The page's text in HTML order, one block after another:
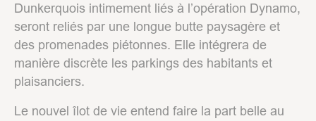
Dunkerquois intimement liés à l’opération Dynamo,
seront reliés par une longue butte paysagère et
des promenades piétonnes. Elle intégrera de
manière discrète les parkings des habitants et
plaisanciers.
Le nouvel îlot de vie entend faire la part belle au